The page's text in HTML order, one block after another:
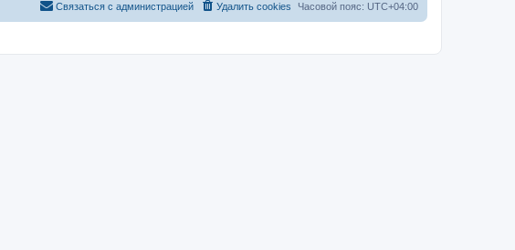
Часовой пояс: UTC+04:00
Удалить cookies
Связаться с администрацией